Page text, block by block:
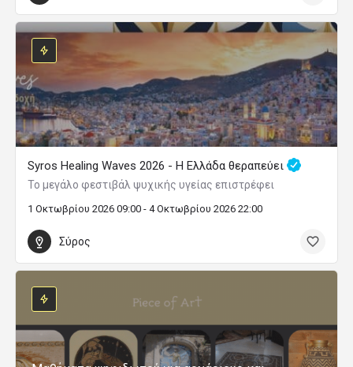
Syros Healing Waves 2026 - Η Ελλάδα θεραπεύει
Το μεγάλο φεστιβάλ ψυχικής υγείας επιστρέφει
1 Οκτωβρίου 2026 09:00 - 4 Οκτωβρίου 2026 22:00
Σύρος